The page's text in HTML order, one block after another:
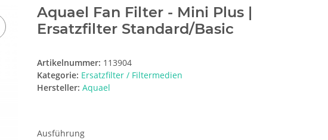
Aquael Fan Filter - Mini Plus |
Ersatzfilter Standard/Basic
Artikelnummer: 113904
Kategorie: Ersatzfilter / Filtermedien
Hersteller: Aquael
Ausführung